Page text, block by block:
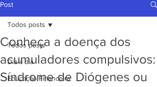
Post
Todos posts
Dia a dia
Educação Financeira
Todos posts
Conheça a doença dos
acumuladores compulsivos:
Síndrome de Diógenes ou